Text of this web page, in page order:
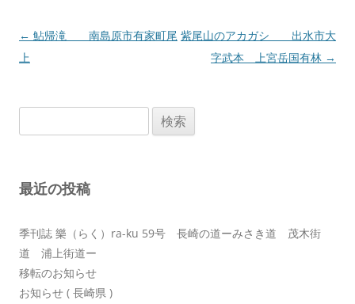
投
稿
ョ
← 鮎帰滝 南島原市有家町尾
上
紫尾山のアカガシ 出水市大
字武本 上宮岳国有林 →
索:
最近の投稿
季刊誌 樂（らく）ra-ku 59号 長崎の道ーみさき道 茂木街
道 浦上街道ー
移転のお知らせ
お知らせ ( 長崎県 )